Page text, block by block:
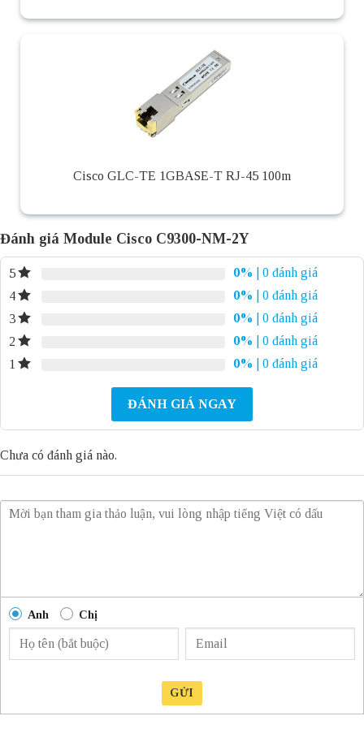
Cisco GLC-TE 1GBASE-T RJ-45 100m
Đánh giá Module Cisco C9300-NM-2Y
5 0%
| 0 đánh giá
4
0%
| 0 đánh giá
3
0%
| 0 đánh giá
2
0%
| 0 đánh giá
1
0% | 0 đánh giá
ĐÁNH GIÁ NGAY
Chưa có đánh giá nào.
Anh Chị
GỬI